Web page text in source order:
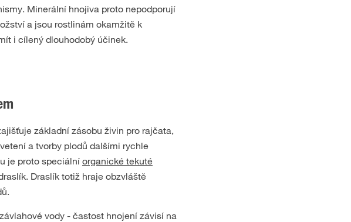
Minerální hnojiva proto nepodporují
a jsou rostlinám okamžitě k
i cílený dlouhodobý účinek.
základní zásobu živin pro rajčata,
a tvorby plodů dalšími rychle
je proto speciálníorganické tekuté
Draslík totiž hraje obzvláště
vody - častost hnojení závisí na